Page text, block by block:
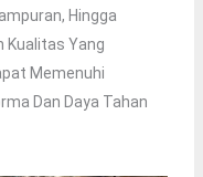
Hingga
Kualitas Yang
Memenuhi
Dan Daya Tahan